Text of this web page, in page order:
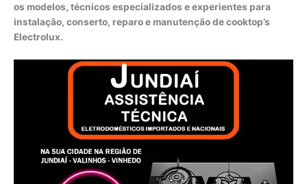
os modelos, técnicos especializados e experientes para
instalação, conserto, reparo e manutenção de cooktop’s
Electrolux.